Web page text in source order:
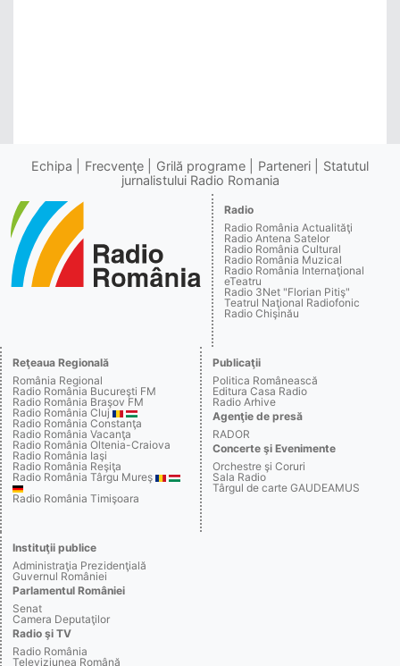
Echipa Frecvenţe Grilă programe Parteneri
Statutul
jurnalistului Radio Romania
Radio
Radio România Actualităţi
Radio Antena Satelor
Radio România Cultural
Radio România Muzical
Radio România Internaţional
eTeatru
Radio 3Net "Florian Pitiş"
Teatrul Naţional Radiofonic
Radio Chişinău
Reţeaua Regională
România Regional
Radio România Bucureşti FM
Radio România Braşov FM
Radio România Cluj
Radio România Constanţa
Radio România Vacanţa
Radio România Oltenia-Craiova
Radio România Iaşi
Radio România Reşiţa
Radio România Târgu Mureş
Radio România Timişoara
Publicaţii
Politica Românească
Editura Casa Radio
Radio Arhive
Agenţie de presă
RADOR
Concerte şi Evenimente
Orchestre şi Coruri
Sala Radio
Târgul de carte GAUDEAMUS
Instituţii publice
Administraţia Prezidenţială
Guvernul României
Parlamentul României
Senat
Camera Deputaţilor
Radio şi TV
Radio România
Televiziunea Română